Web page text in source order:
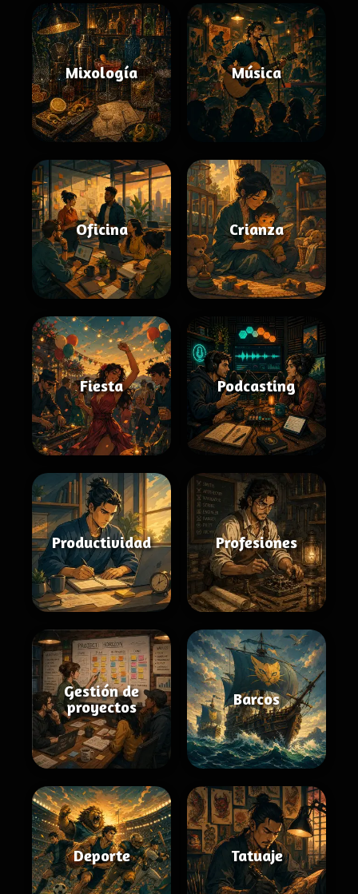
Mixología Música
Oficina Crianza
Fiesta Podcasting
Productividad Profesiones
Gestión de
proyectos
Barcos
Deporte Tatuaje